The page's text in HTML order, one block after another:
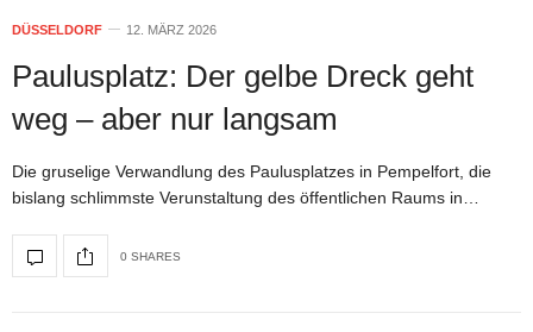
DÜSSELDORF 12. MÄRZ 2026
Paulusplatz: Der gelbe Dreck geht
weg – aber nur langsam
Die gruselige Verwandlung des Paulusplatzes in Pempelfort, die
bislang schlimmste Verunstaltung des öffentlichen Raums in…
0 SHARES